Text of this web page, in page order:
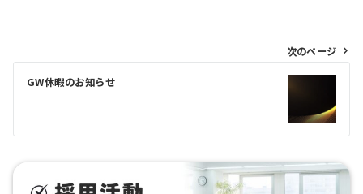
稿
ゲ
ー
次のページ
GW休暇のお知らせ